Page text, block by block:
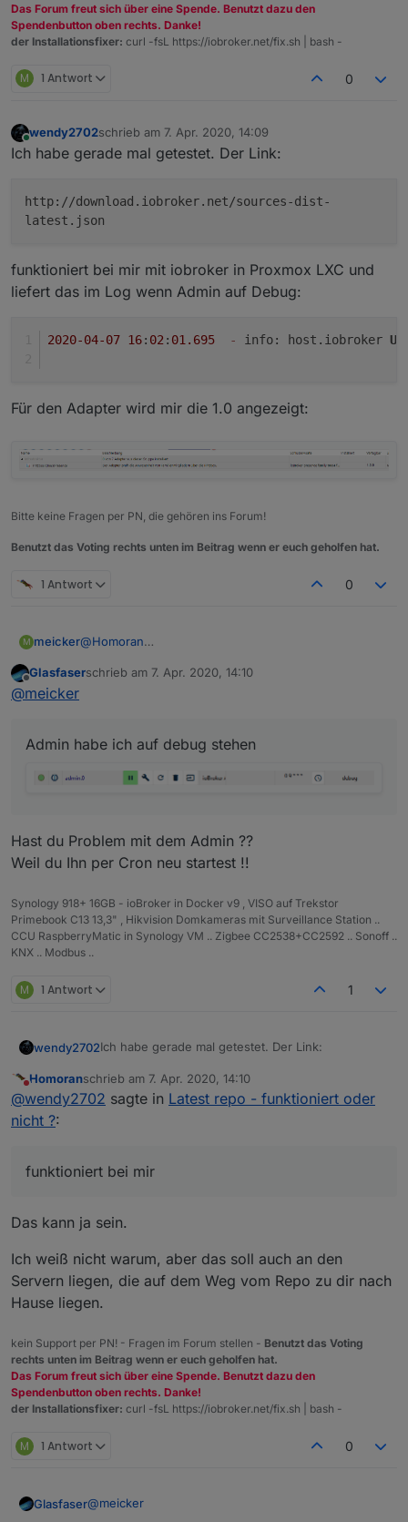
Ich bekomme aber nur 0.3.0
bei Dir aus ?
Das Forum freut sich über eine Spende. Benutzt dazu den
Spendenbutton oben rechts. Danke!
der Installationsfixer: curl -fsL https://iobroker.net/fix.sh | bash -
M 1 Antwort 0
Online
wendy2702schrieb am 7. Apr. 2020, 14:09
zuletzt editiert von
Ich habe gerade mal getestet. Der Link:
http://download.iobroker.net/sources-dist-
latest.json
funktioniert bei mir mit iobroker in Proxmox LXC und
liefert das im Log wenn Admin auf Debug:
2020-04-07 16: 02 : 01.695 - info: host.iobroker
Für den Adapter wird mir die 1.0 angezeigt:
Bitte keine Fragen per PN, die gehören ins Forum!
Benutzt das Voting rechts unten im Beitrag wenn er euch geholfen hat.
1 Antwort 0
M meicker@Homoran
zu gehen das wir vom gleichen reden ...
Repo steht auf
und ist hinterlegt:
Die zwie Admin Einträge kommen in dem Moment wo
ich aktualisiere ebenfalls ....
Admin habe ich auf debug stehen
Offline
Glasfaserschrieb am 7. Apr. 2020, 14:10
zuletzt editiert von
@meicker
Admin habe ich auf debug stehen
Hast du Problem mit dem Admin ??
Weil du Ihn per Cron neu startest !!
Synology 918+ 16GB - ioBroker in Docker v9 , VISO auf Trekstor
Primebook C13 13,3" , Hikvision Domkameras mit Surveillance Station ..
CCU RaspberryMatic in Synology VM .. Zigbee CC2538+CC2592 .. Sonoff ..
KNX .. Modbus ..
M 1 Antwort 1
wendy2702Ich habe gerade mal getestet. Der Link:
Für den Adapter wird mir die 1.0 angezeigt:
Nicht stören
Homoranschrieb am 7. Apr. 2020, 14:10
zuletzt editiert von
@wendy2702 sagte in Latest repo - funktioniert oder
nicht ?:
funktioniert bei mir
Das kann ja sein.
Ich weiß nicht warum, aber das soll auch an den
Servern liegen, die auf dem Weg vom Repo zu dir nach
Hause liegen.
kein Support per PN! - Fragen im Forum stellen - Benutzt das Voting
rechts unten im Beitrag wenn er euch geholfen hat.
Das Forum freut sich über eine Spende. Benutzt dazu den
Spendenbutton oben rechts. Danke!
der Installationsfixer: curl -fsL https://iobroker.net/fix.sh | bash -
M 1 Antwort 0
Glasfaser@meicker